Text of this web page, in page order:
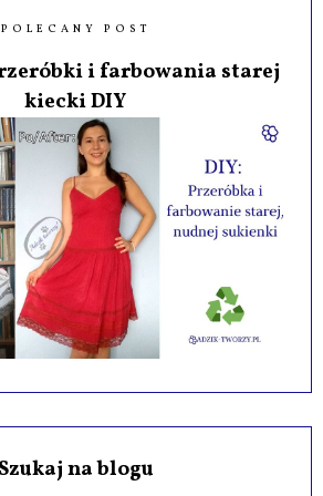
POLECANY POST
i farbowania starej
kiecki DIY
na blogu